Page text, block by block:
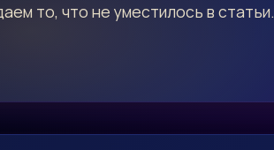
то, что не уместилось в статьи.